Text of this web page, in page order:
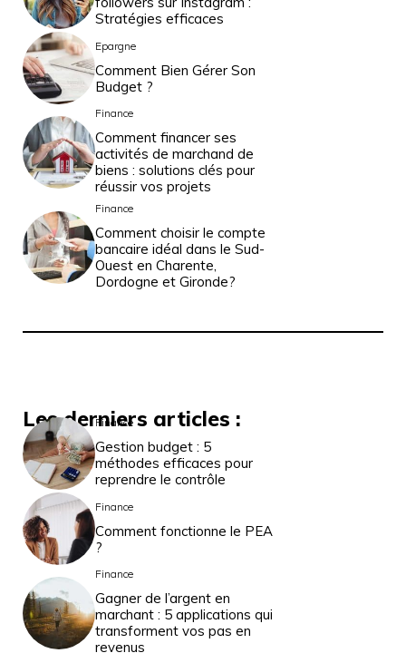
Stratégies efficaces
Epargne
Comment Bien Gérer Son
Budget ?
Finance
Comment financer ses
activités de marchand de
biens : solutions clés pour
réussir vos projets
Finance
Comment choisir le compte
bancaire idéal dans le Sud-
Ouest en Charente,
Dordogne et Gironde?
Les derniers articles :
Finance
Gestion budget : 5
méthodes efficaces pour
reprendre le contrôle
Finance
Comment fonctionne le PEA
?
Finance
Gagner de l’argent en
marchant : 5 applications qui
transforment vos pas en
revenus